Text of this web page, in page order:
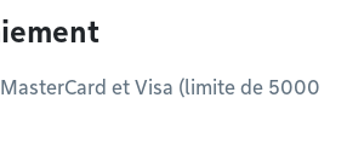
et Visa (limite de 5000